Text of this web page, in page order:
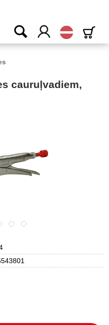
Latvijas
cauruļvadiem,